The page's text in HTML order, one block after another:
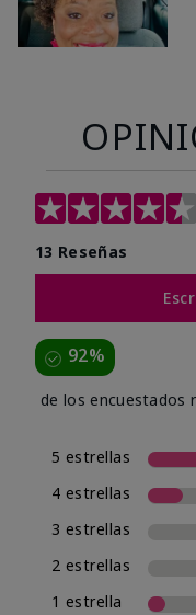
13 Reseñas
92%
de los encuestados
5 estrellas
4 estrellas
3 estrellas
2 estrellas
1 estrella